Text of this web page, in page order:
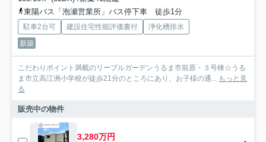
東陽バス「泡瀬営業所」バス停下車 徒歩1分
駐車2台可 建設住宅性能評価書付
浄化槽排水
新築
こだわりポイント満載のリーブルガーデンうるま市前原・３号棟☆うる
ま市立高江洲小学校が徒歩21分のところにあり、お子様の通...
もっと見
る
販売中の物件
3,280万円